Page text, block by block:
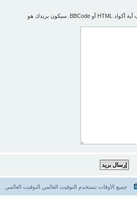
هذه الرسالة سترسل نصا فقط، لا تكتب أية أكواد HTML أو BBCode. سيكون بريدك هو
جميع الأوقات تستخدم التوقيت العالمي التوقيت العالمي